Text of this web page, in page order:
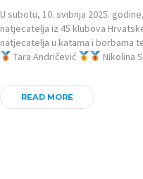
U subotu, 10. svibnja 2025.
natjecatelja iz 45 klubova
natjecatelja u katama i borbama
Tara Andričević
Nikolina
READ MORE